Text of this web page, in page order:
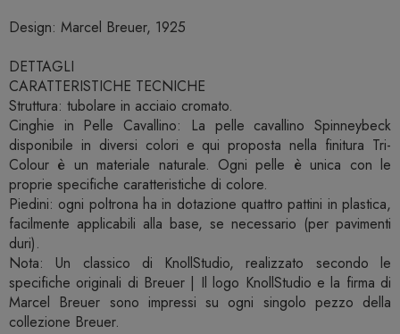
Design: Marcel Breuer, 1925
DETTAGLI
CARATTERISTICHE TECNICHE
Struttura: tubolare in acciaio cromato.
Cinghie in Pelle Cavallino: La pelle cavallino Spinneybeck
disponibile in diversi colori e qui proposta nella finitura Tri-
Colour è un materiale naturale. Ogni pelle è unica con le
proprie specifiche caratteristiche di colore.
Piedini: ogni poltrona ha in dotazione quattro pattini in plastica,
facilmente applicabili alla base, se necessario (per pavimenti
duri).
Nota: Un classico di KnollStudio, realizzato secondo le
specifiche originali di Breuer | Il logo KnollStudio e la firma di
Marcel Breuer sono impressi su ogni singolo pezzo della
collezione Breuer.